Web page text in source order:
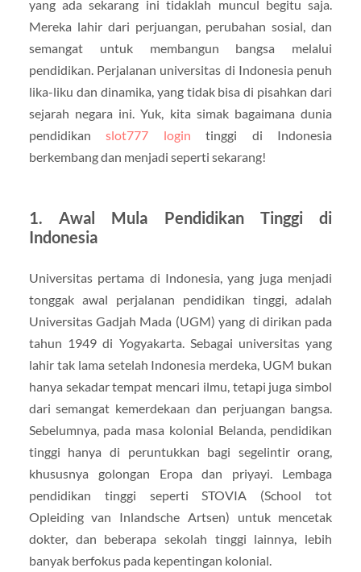
yang ada sekarang ini tidaklah muncul begitu saja.
Mereka lahir dari perjuangan, perubahan sosial, dan
semangat untuk membangun bangsa melalui
pendidikan. Perjalanan universitas di Indonesia penuh
lika-liku dan dinamika, yang tidak bisa di pisahkan dari
sejarah negara ini. Yuk, kita simak bagaimana dunia
pendidikanslot777 login tinggi di Indonesia
berkembang dan menjadi seperti sekarang!
1. Awal Mula Pendidikan Tinggi di
Indonesia
Universitas pertama di Indonesia, yang juga menjadi
tonggak awal perjalanan pendidikan tinggi, adalah
Universitas Gadjah Mada (UGM) yang di dirikan pada
tahun 1949 di Yogyakarta. Sebagai universitas yang
lahir tak lama setelah Indonesia merdeka, UGM bukan
hanya sekadar tempat mencari ilmu, tetapi juga simbol
dari semangat kemerdekaan dan perjuangan bangsa.
Sebelumnya, pada masa kolonial Belanda, pendidikan
tinggi hanya di peruntukkan bagi segelintir orang,
khususnya golongan Eropa dan priyayi. Lembaga
pendidikan tinggi seperti STOVIA (School tot
Opleiding van Inlandsche Artsen) untuk mencetak
dokter, dan beberapa sekolah tinggi lainnya, lebih
banyak berfokus pada kepentingan kolonial.